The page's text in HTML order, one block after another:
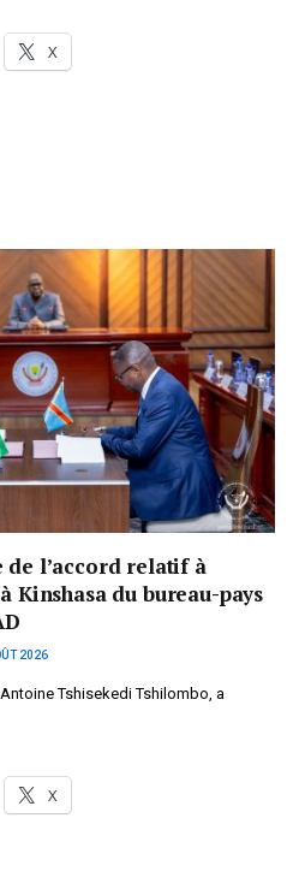
X
de l’accord relatif à
Kinshasa du bureau-pays
2026
Antoine Tshisekedi Tshilombo, a
X